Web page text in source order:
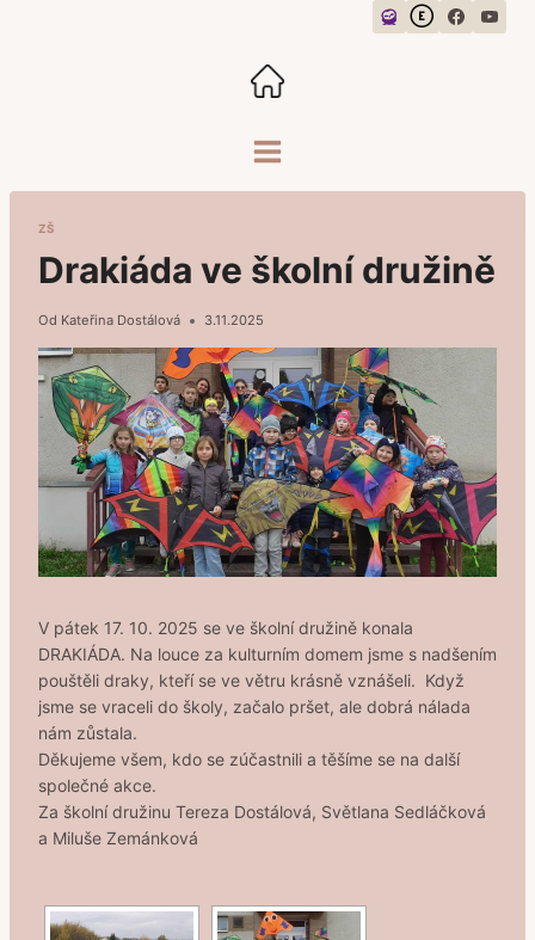
ZŠ
Drakiáda ve školní družině
Od Kateřina Dostálová 3.11.2025
V pátek 17. 10. 2025 se ve školní družině konala
DRAKIÁDA. Na louce za kulturním domem jsme s nadšením
pouštěli draky, kteří se ve větru krásně vznášeli. Když
jsme se vraceli do školy, začalo pršet, ale dobrá nálada
nám zůstala.
Děkujeme všem, kdo se zúčastnili a těšíme se na další
společné akce.
Za školní družinu Tereza Dostálová, Světlana Sedláčková
a Miluše Zemánková